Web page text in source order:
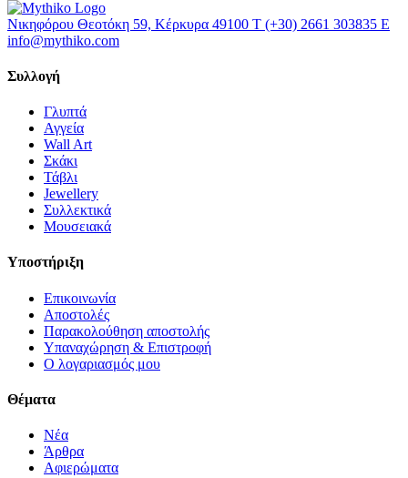
Νικηφόρου Θεοτόκη 59, Κέρκυρα 49100 Τ (+30) 2661 303835 Ε
info@mythiko.com
Συλλογή
Γλυπτά
Αγγεία
Wall Art
Σκάκι
Τάβλι
Jewellery
Συλλεκτικά
Μουσειακά
Υποστήριξη
Επικοινωνία
Αποστολές
Παρακολούθηση αποστολής
Υπαναχώρηση & Επιστροφή
Ο λογαριασμός μου
Θέματα
Νέα
Άρθρα
Αφιερώματα